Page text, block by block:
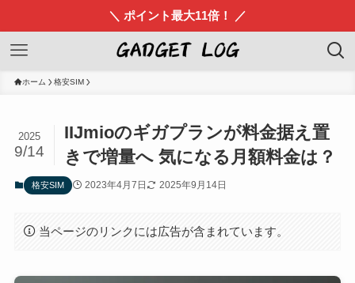
＼ ポイント最大11倍！ ／
ホーム 格安SIM
IIJmioのギガプランが料金据え置
きで増量へ 気になる月額料金は？
2025
9/14
格安SIM 2023年4月7日 2025年9月14日
当ページのリンクには広告が含まれています。